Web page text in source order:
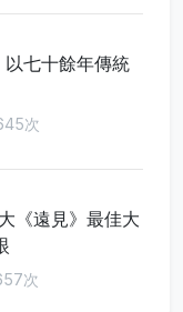
以七十餘年傳統
次
《遠見》最佳大
次